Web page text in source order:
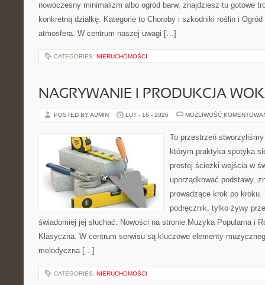
nowoczesny minimalizm albo ogród barw, znajdziesz tu gotowe
konkretną działkę. Kategorie to Choroby i szkodniki roślin i
atmosfera. W centrum naszej uwagi […]
CATEGORIES: NIERUCHOMOŚCI
NAGRYWANIE I PRODUKCJA
POSTED BY ADMIN LUT - 16 - 2026 MOŻLIWOŚĆ
To przestrzeń
którym praktyka spotyka
prostej ścieżki wejścia w
uporządkować podstawy,
prowadzące krok po
podręcznik, tylko żywy
świadomiej jej słuchać. Nowości na stronie Muzyka Popularna i
Klasyczna. W centrum serwisu są kluczowe elementy
melodyczna […]
CATEGORIES: NIERUCHOMOŚCI